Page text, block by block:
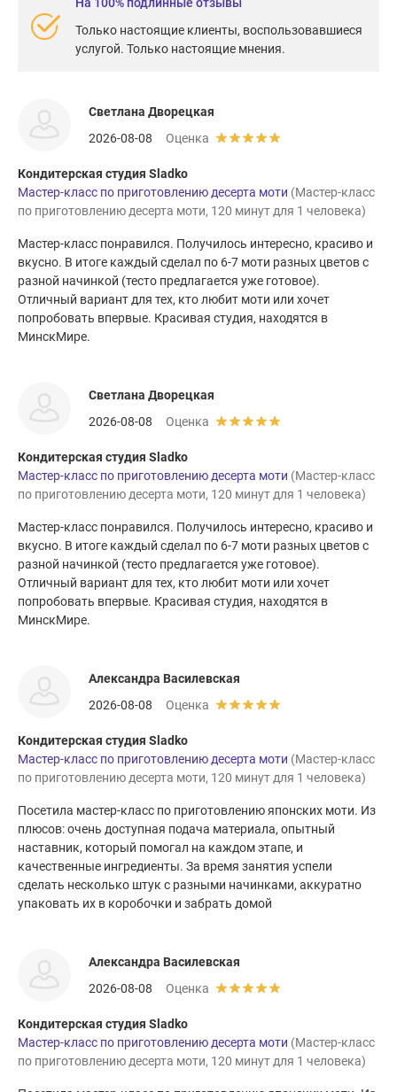
Только настоящие клиенты, воспользовавшиеся
услугой. Только настоящие мнения.
Светлана Дворецкая
2026-08-08
Оценка
Кондитерская студия Sladko
Мастер-класс по приготовлению десерта моти (Мастер-класс
по приготовлению десерта моти, 120 минут для 1 человека)
Мастер-класс понравился. Получилось интересно, красиво и
вкусно. В итоге каждый сделал по 6-7 моти разных цветов с
разной начинкой (тесто предлагается уже готовое).
Отличный вариант для тех, кто любит моти или хочет
попробовать впервые. Красивая студия, находятся в
МинскМире.
Светлана Дворецкая
2026-08-08
Оценка
Кондитерская студия Sladko
Мастер-класс по приготовлению десерта моти (Мастер-класс
по приготовлению десерта моти, 120 минут для 1 человека)
Мастер-класс понравился. Получилось интересно, красиво и
вкусно. В итоге каждый сделал по 6-7 моти разных цветов с
разной начинкой (тесто предлагается уже готовое).
Отличный вариант для тех, кто любит моти или хочет
попробовать впервые. Красивая студия, находятся в
МинскМире.
Александра Василевская
2026-08-08
Оценка
Кондитерская студия Sladko
Мастер-класс по приготовлению десерта моти (Мастер-класс
по приготовлению десерта моти, 120 минут для 1 человека)
Посетила мастер-класс по приготовлению японских моти. Из
плюсов: очень доступная подача материала, опытный
наставник, который помогал на каждом этапе, и
качественные ингредиенты. За время занятия успели
сделать несколько штук с разными начинками, аккуратно
упаковать их в коробочки и забрать домой
Александра Василевская
2026-08-08
Оценка
Кондитерская студия Sladko
Мастер-класс по приготовлению десерта моти (Мастер-класс
по приготовлению десерта моти, 120 минут для 1 человека)